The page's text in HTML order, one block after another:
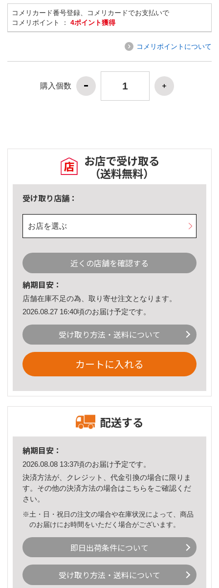
コメリカード番号登録、コメリカードでお支払いで
コメリポイント ： 4ポイント獲得
コメリポイントについて
購入個数
お店で受け取る
（送料無料）
受け取り店舗：
お店を選ぶ
近くの店舗を確認する
納期目安：
店舗在庫不足の為、取り寄せ注文となります。
2026.08.27 16:40頃のお届け予定です。
受け取り方法・送料について
カートに入れる
配送する
納期目安：
2026.08.08 13:37頃のお届け予定です。
決済方法が、クレジット、代金引換の場合に限りま
す。その他の決済方法の場合はこちら をご確認くだ
さい。
※土・日・祝日の注文の場合や在庫状況によって、商品
のお届けにお時間をいただく場合がございます。
即日出荷条件について
受け取り方法・送料について